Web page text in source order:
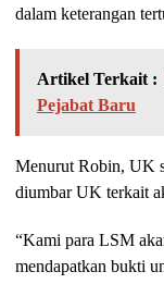
dalam keterangan
Artikel Terkait :
Pejabat Baru
Menurut Robin, UK
diumbar UK terkait
“Kami para LSM
mendapatkan bukti